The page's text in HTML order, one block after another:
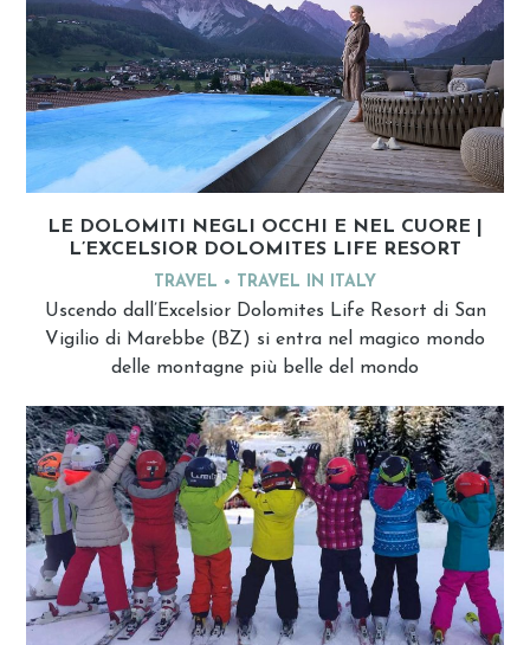
LE DOLOMITI NEGLI OCCHI E NEL CUORE |
L’EXCELSIOR DOLOMITES LIFE RESORT
TRAVEL TRAVEL IN ITALY
Uscendo dall’Excelsior Dolomites Life Resort di San
Vigilio di Marebbe (BZ) si entra nel magico mondo
delle montagne più belle del mondo